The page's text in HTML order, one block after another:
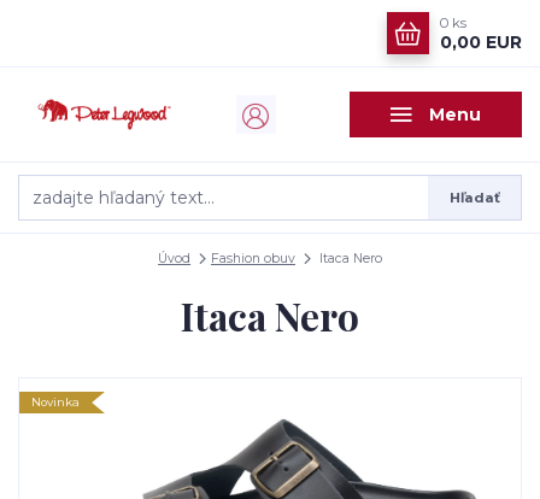
Menu
Hľadať
0 ks
0,00 EUR
Úvod Fashion obuv Itaca Nero
Itaca Nero
Novinka